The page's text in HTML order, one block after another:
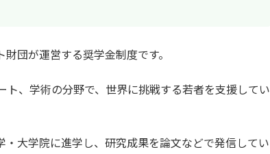
団が運営する奨学金制度です。
、学術の分野で、世界に挑戦する若者を支援してい
大学院に進学し、研究成果を論文などで発信してい